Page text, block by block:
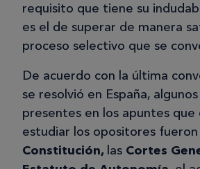
requisito que tiene su
es el de superar de manera
proceso selectivo que se
De acuerdo con la última
se resolvió en España,
presentes en los apuntes que
estudiar los opositores fueron
Constitución, las Cortes